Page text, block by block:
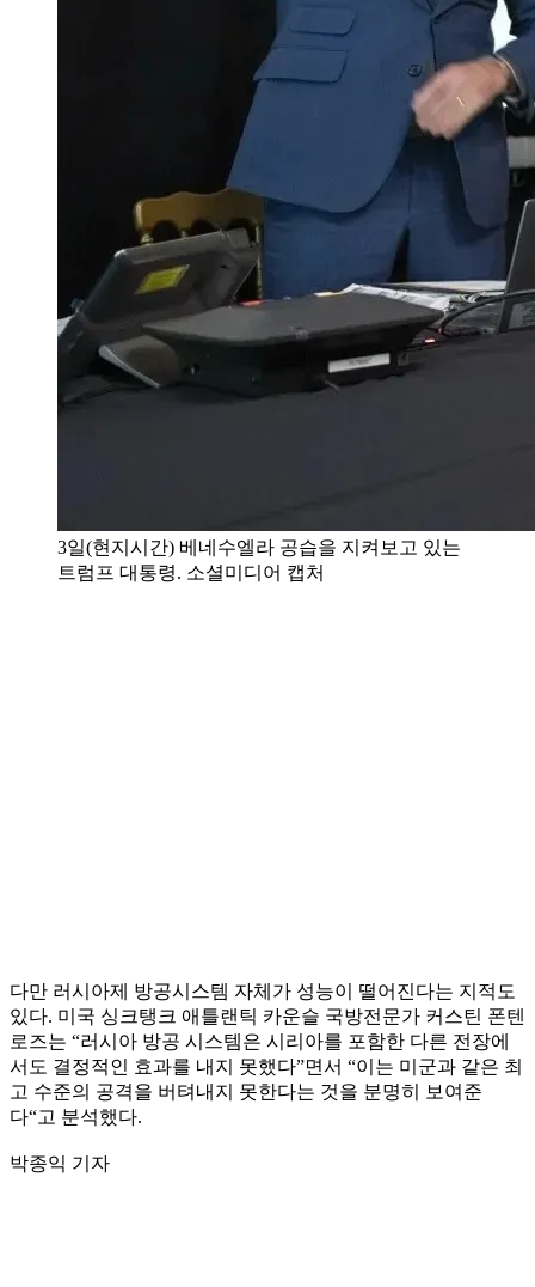
3일(현지시간) 베네수엘라 공습을 지켜보고 있는
트럼프 대통령. 소셜미디어 캡처
다만 러시아제 방공시스템 자체가 성능이 떨어진다는 지적도
있다. 미국 싱크탱크 애틀랜틱 카운슬 국방전문가 커스틴 폰텐
로즈는 “러시아 방공 시스템은 시리아를 포함한 다른 전장에
서도 결정적인 효과를 내지 못했다”면서 “이는 미군과 같은 최
고 수준의 공격을 버텨내지 못한다는 것을 분명히 보여준
다“고 분석했다.
박종익 기자